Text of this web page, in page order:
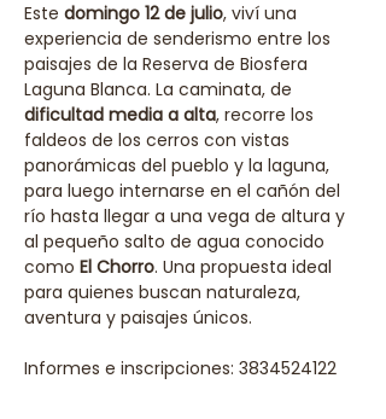
Este domingo 12 de julio, viví una
experiencia de senderismo entre los
paisajes de la Reserva de Biosfera
Laguna Blanca. La caminata, de
dificultad media a alta, recorre los
faldeos de los cerros con vistas
panorámicas del pueblo y la laguna,
para luego internarse en el cañón del
río hasta llegar a una vega de altura y
al pequeño salto de agua conocido
como El Chorro. Una propuesta ideal
para quienes buscan naturaleza,
aventura y paisajes únicos.
Informes e inscripciones: 3834524122